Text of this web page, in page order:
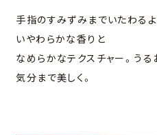
⼿指のすみずみまでいたわる
いやわらかな⾹りと
なめらかなテクスチャー。うる
気分まで美しく。